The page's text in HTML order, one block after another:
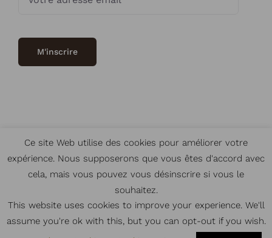
© Copyright CGV Mentions légales
Instagram
Ce site Web utilise des cookies pour améliorer votre
expérience. Nous supposerons que vous êtes d'accord avec
cela, mais vous pouvez vous désinscrire si vous le
souhaitez.
This website uses cookies to improve your experience. We'll
assume you're ok with this, but you can opt-out if you wish.